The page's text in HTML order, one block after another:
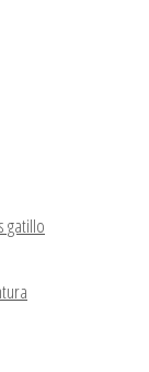
gatillo